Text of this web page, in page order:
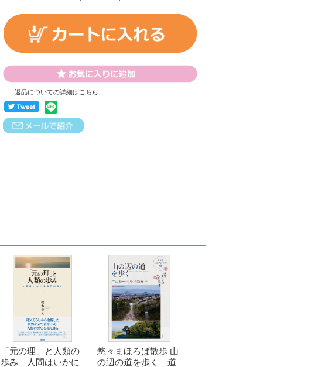
返品についての詳細はこちら
「元の理」と人類の
歩み 人間はいかに
悠々まほろば散歩 山
の辺の道を歩く 道